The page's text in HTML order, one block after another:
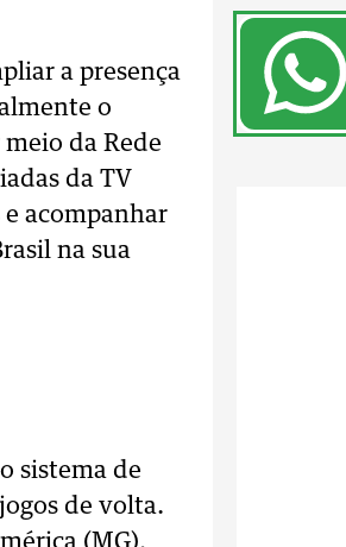
a presença
o
da Rede
da TV
acompanhar
na sua
sistema de
de volta.
(MG),